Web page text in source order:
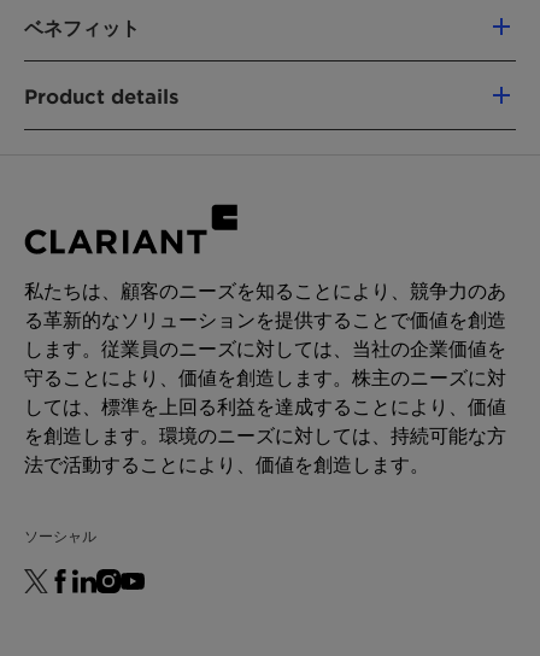
ベネフィット
demanding chemical processes (HEUR
thickeners)
Narrow molecular weight distribution
Low content of contaminants, including
alkali metals
Low water content
Product details
CHEMICAL TYPE
用途
Paint additive manufacturing
Chemical synthesis
Resin synthesis
Ceramics formulation
私たちは、顧客のニーズを知ることにより、競争力のあ
る革新的なソリューションを提供することで価値を創造
します。従業員のニーズに対しては、当社の企業価値を
守ることにより、価値を創造します。株主のニーズに対
しては、標準を上回る利益を達成することにより、価値
を創造します。環境のニーズに対しては、持続可能な方
法で活動することにより、価値を創造します。
ソーシャル